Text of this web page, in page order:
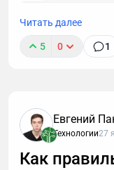
Подборка лучших
подробный топ
примеры
Читать далее
5 0 1
Евгений
Технологии27
Как